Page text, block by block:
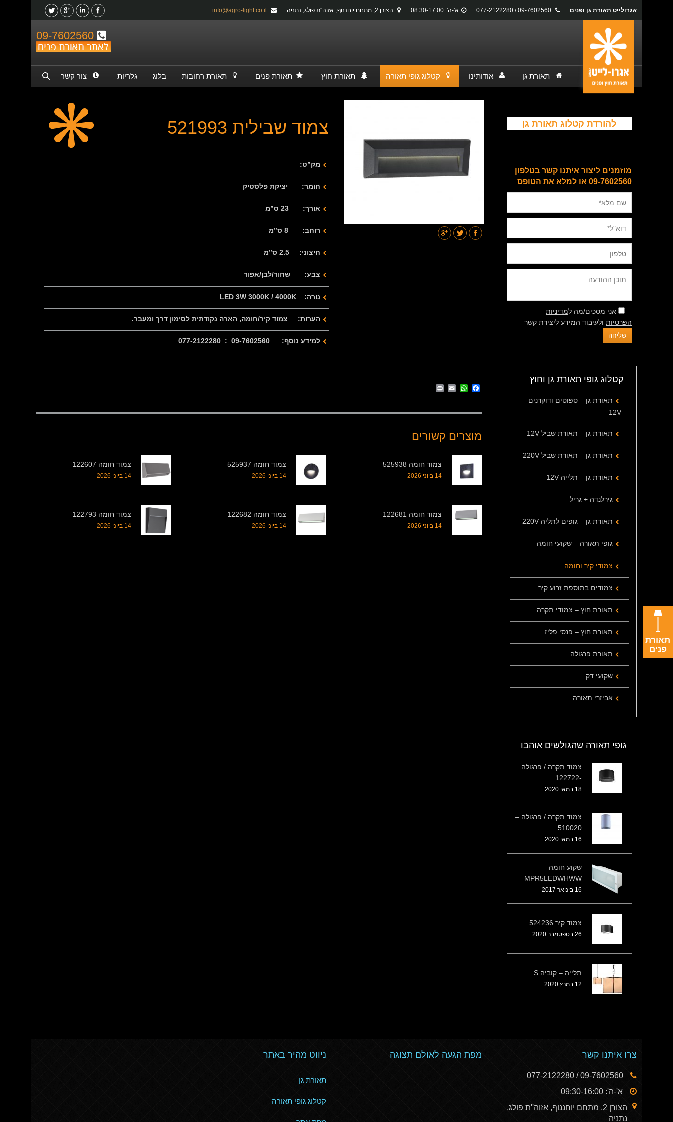
אגרולייט תאורת גן ופנים א'-ה': 08:30-17:00 הצורן 2, מתחם יוחננוף, אזוה''ת פולג, נתניה
תאורת גן אודותינו קטלוג גופי תאורה תאורת חוץ תאורת פנים תאורת רחובות בלוג גלריות צור קשר
צמוד שבילית 521993
מק”ט:
חומר: יציקת פלסטיק
אורך: 23 ס”מ
רוחב: 8 ס”מ
חיצוני: 2.5 ס”מ
צבע: שחור/לבן/אפור
נורה: LED 3W 3000K / 4000K
הערות: צמוד קיר/חומה, הארה נקודתית לסימון דרך ומעבר.
למידע נוסף: 09-7602560 : 077-2122280
Facebook
WhatsApp
Email
מוצרים קשורים
צמוד חומה 525938
14 ביוני 2026
צמוד חומה 525937
14 ביוני 2026
צמוד חומה 122607
14 ביוני 2026
צמוד חומה 122681
14 ביוני 2026
צמוד חומה 122682
14 ביוני 2026
צמוד חומה 122793
14 ביוני 2026
להורדת קטלוג תאורת גן
מוזמנים ליצור איתנו קשר בטלפון
09-7602560 או למלא את הטופס
אני מסכים/מה למדיניות
הפרטיות ולעיבוד המידע ליצירת קשר
קטלוג גופי תאורת גן וחוץ
תאורת גן – ספוטים ודוקרנים
12V
תאורת גן – תאורת שביל 12V
תאורת גן – תאורת שביל 220V
תאורת גן – תלייה 12V
גירלנדה + גריל
תאורת גן – גופים לתליה 220V
גופי תאורה – שקועי חומה
צמודי קיר וחומה
צמודים בתוספת זרוע קיר
תאורת חוץ – צמודי תקרה
תאורת חוץ – פנסי פליז
תאורת פרגולה
שקועי דק
אביזרי תאורה
גופי תאורה שהגולשים אוהבו
צמוד תקרה / פרגולה
-122722
18 במאי 2020
צמוד תקרה / פרגולה –
510020
16 במאי 2020
שקוע חומה
MPR5LEDWHWW
16 בינואר 2017
צמוד קיר 524236
26 בספטמבר 2020
תלייה – קוביה S
12 במרץ 2020
צרו איתנו קשר
א'-ה': 09:30-16:00
הצורן 2, מתחם יוחננוף, אזוה''ת פולג,
נתניה
מפת הגעה לאולם תצוגה ניווט מהיר באתר
תאורת גן
קטלוג גופי תאורה
תאורת
פנים